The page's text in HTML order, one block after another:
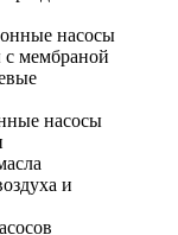
насосы
с мембраной
насосы
и